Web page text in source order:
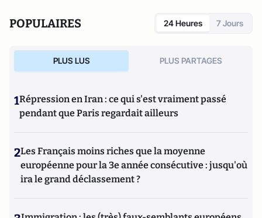
POPULAIRES 24 Heures 7 Jours
PLUS LUS PLUS PARTAGES
1Répression en Iran : ce qui s'est vraiment passé
pendant que Paris regardait ailleurs
2Les Français moins riches que la moyenne
européenne pour la 3e année consécutive : jusqu'où
ira le grand déclassement ?